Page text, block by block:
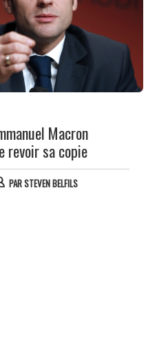
Macron
revoir sa copie
PARSTEVEN BELFILS